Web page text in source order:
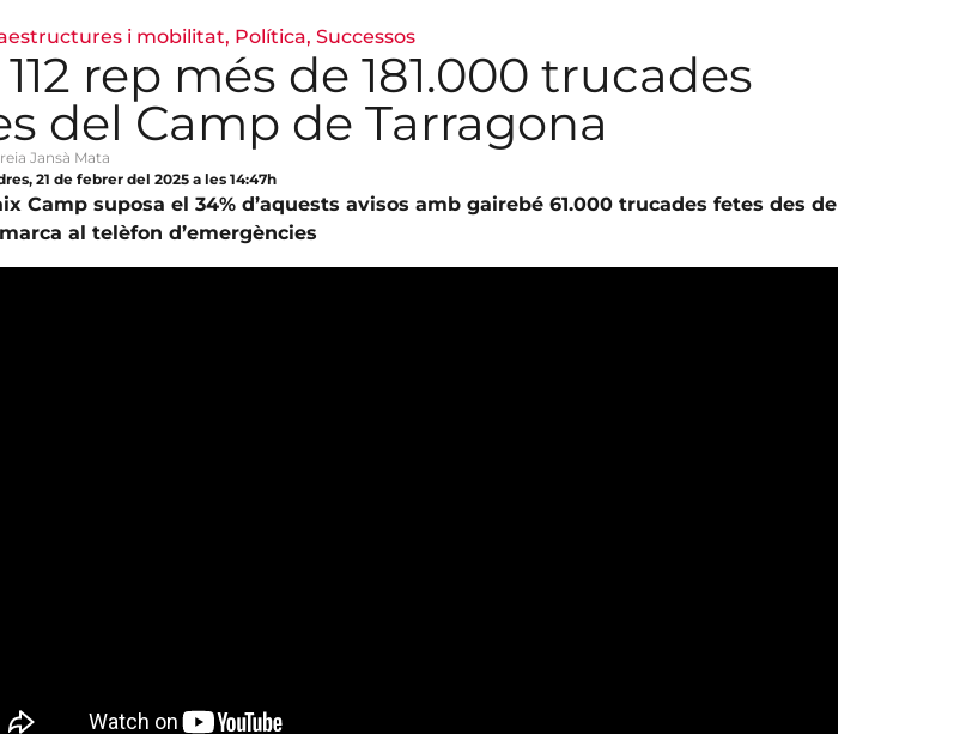
i mobilitat, Política, Successos
112 rep més de 181.000 trucades
del Camp de Tarragona
Jansà Mata
21 de febrer del 2025 a les 14:47h
Camp suposa el 34% d’aquests avisos amb gairebé 61.000 trucades fetes des de
al telèfon d’emergències